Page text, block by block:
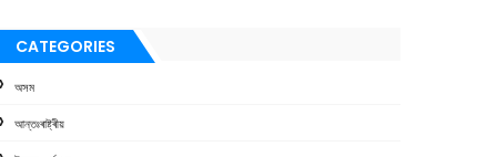
CATEGORIES
অসম
আন্তঃৰাষ্ট্ৰীয়